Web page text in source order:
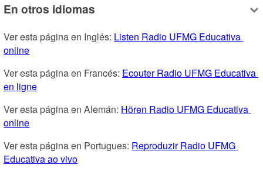
En otros idiomas
Ver esta página en Inglés: Listen Radio UFMG Educativa
online
Ver esta página en Francés: Ecouter Radio UFMG Educativa
en ligne
Ver esta página en Alemán: Hören Radio UFMG Educativa
online
Ver esta página en Portugues: Reproduzir Radio UFMG
Educativa ao vivo